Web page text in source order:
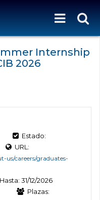
Internship
2026
Estado:
URL:
us/careers/graduates-
Hasta: 31/12/2026
Plazas: